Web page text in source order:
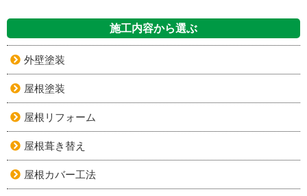
施工内容から選ぶ
外壁塗装
屋根塗装
屋根リフォーム
屋根葺き替え
屋根カバー工法